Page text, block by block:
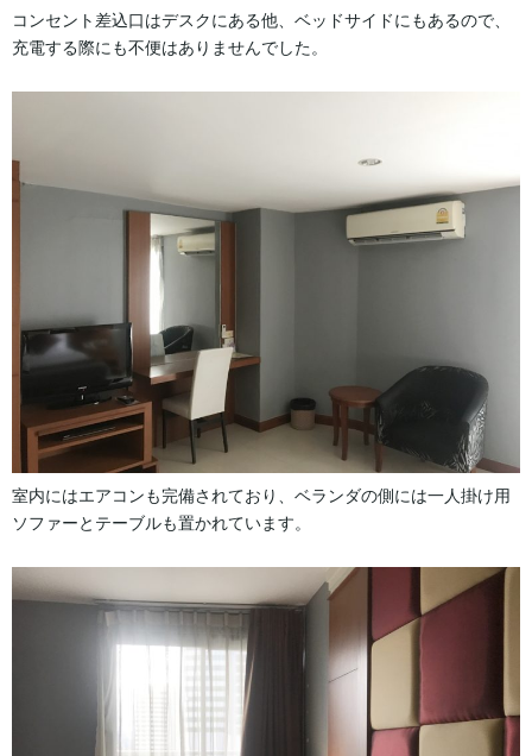
コンセント差込口はデスクにある他、ベッドサイドにもあるので、
充電する際にも不便はありませんでした。
室内にはエアコンも完備されており、ベランダの側には一人掛け用
ソファーとテーブルも置かれています。